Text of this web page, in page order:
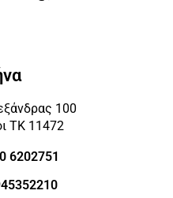
100
ΤΚ 11472
6202751